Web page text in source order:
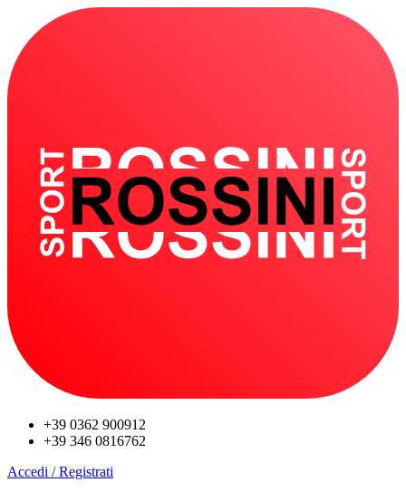
+39 0362 900912
+39 346 0816762
Accedi / Registrati